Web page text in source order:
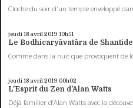
Cloche du soir d'un temple enveloppé
jeudi 18 avril 2019 10h51
Le Bodhicaryâvatâra de
Comme dans la nuit que provoquent de
jeudi 18 avril 2019 00h02
L'Esprit du Zen d'Alan Watts
Déjà familier d’Alan Watts avec la